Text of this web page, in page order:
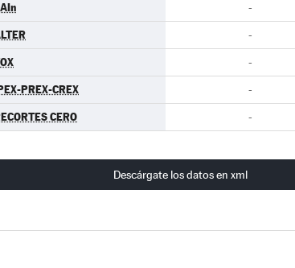
-
-
-
PREX-CREX -
CERO -
Descárgate los datos en xml